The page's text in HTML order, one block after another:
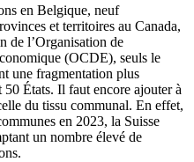
en Belgique, neuf
et territoires au Canada,
de l’Organisation de
(OCDE), seuls le
une fragmentation plus
États. Il faut encore ajouter à
du tissu communal. En effet,
en 2023, la Suisse
un nombre élevé de